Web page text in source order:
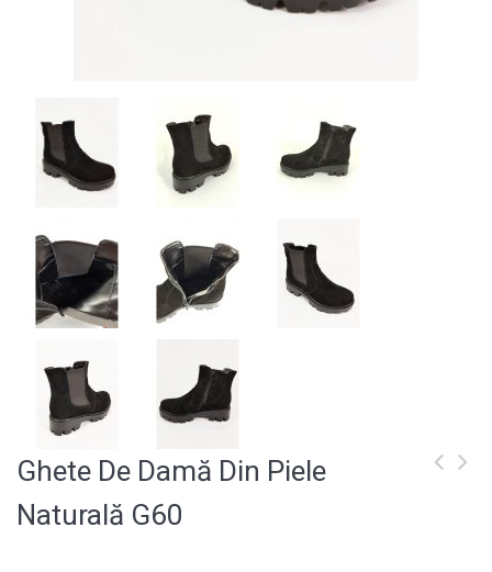
Ghete De Damă Din Piele
Naturală G60